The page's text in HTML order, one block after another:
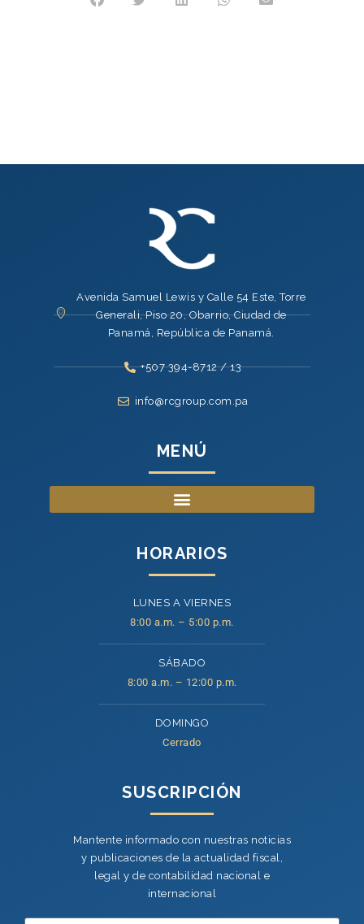
Avenida Samuel Lewis y Calle 54 Este, Torre
Generali, Piso 20, Obarrio, Ciudad de
Panamá, República de Panamá.
+507 394-8712 / 13
info@rcgroup.com.pa
MENÚ
HORARIOS
LUNES A VIERNES
8:00 a.m. – 5:00 p.m.
SÁBADO
8:00 a.m. – 12:00 p.m.
DOMINGO
Cerrado
SUSCRIPCIÓN
Mantente informado con nuestras noticias
y publicaciones de la actualidad fiscal,
legal y de contabilidad nacional e
internacional